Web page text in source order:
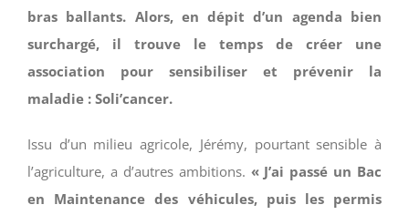
bras ballants. Alors, en dépit d’un agenda bien
surchargé, il trouve le temps de créer une
association pour sensibiliser et prévenir la
maladie : Soli’cancer.
Issu d’un milieu agricole, Jérémy, pourtant sensible à
l’agriculture, a d’autres ambitions. « J’ai passé un Bac
en Maintenance des véhicules, puis les permis